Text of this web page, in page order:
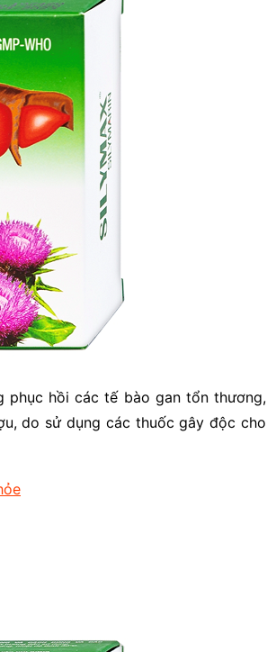
phục hồi các tế bào gan tổn thương,
do sử dụng các thuốc gây độc cho